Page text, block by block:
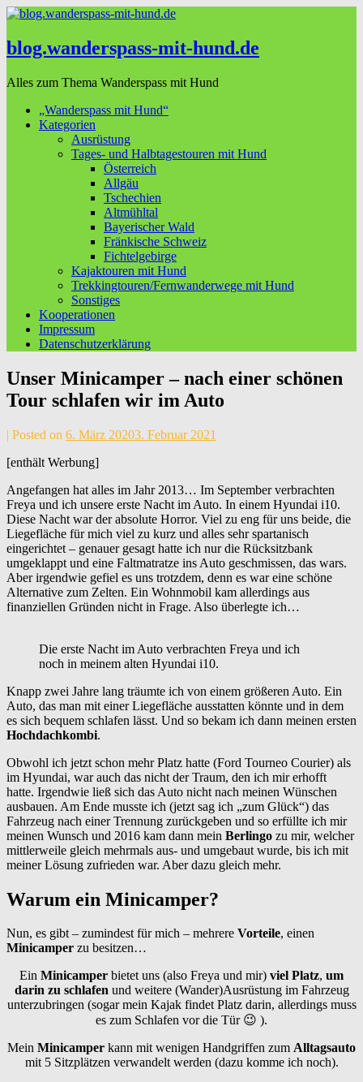
blog.wanderspass-mit-hund.de
Alles zum Thema Wanderspass mit Hund
„Wanderspass mit Hund“
Kategorien
Ausrüstung
Tages- und Halbtagestouren mit Hund
Österreich
Allgäu
Tschechien
Altmühltal
Bayerischer Wald
Fränkische Schweiz
Fichtelgebirge
Kajaktouren mit Hund
Trekkingtouren/Fernwanderwege mit Hund
Sonstiges
Kooperationen
Impressum
Datenschutzerklärung
Unser Minicamper – nach einer schönen
Tour schlafen wir im Auto
by
Maier
| Posted on 6. März 20203. Februar 2021
[enthält Werbung]
Angefangen hat alles im Jahr 2013… Im September verbrachten
Freya und ich unsere erste Nacht im Auto. In einem Hyundai i10.
Diese Nacht war der absolute Horror. Viel zu eng für uns beide, die
Liegefläche für mich viel zu kurz und alles sehr spartanisch
eingerichtet – genauer gesagt hatte ich nur die Rücksitzbank
umgeklappt und eine Faltmatratze ins Auto geschmissen, das wars.
Aber irgendwie gefiel es uns trotzdem, denn es war eine schöne
Alternative zum Zelten. Ein Wohnmobil kam allerdings aus
finanziellen Gründen nicht in Frage. Also überlegte ich…
Die erste Nacht im Auto verbrachten Freya und ich
noch in meinem alten Hyundai i10.
Knapp zwei Jahre lang träumte ich von einem größeren Auto. Ein
Auto, das man mit einer Liegefläche ausstatten könnte und in dem
es sich bequem schlafen lässt. Und so bekam ich dann meinen ersten
Hochdachkombi.
Obwohl ich jetzt schon mehr Platz hatte (Ford Tourneo Courier) als
im Hyundai, war auch das nicht der Traum, den ich mir erhofft
hatte. Irgendwie ließ sich das Auto nicht nach meinen Wünschen
ausbauen. Am Ende musste ich (jetzt sag ich „zum Glück“) das
Fahrzeug nach einer Trennung zurückgeben und so erfüllte ich mir
meinen Wunsch und 2016 kam dann mein Berlingo zu mir, welcher
mittlerweile gleich mehrmals aus- und umgebaut wurde, bis ich mit
meiner Lösung zufrieden war. Aber dazu gleich mehr.
Warum ein Minicamper?
Nun, es gibt – zumindest für mich – mehrere Vorteile, einen
Minicamper zu besitzen…
Ein Minicamper bietet uns (also Freya und mir) viel Platz, um
darin zu schlafenund weitere (Wander)Ausrüstung im Fahrzeug
unterzubringen (sogar mein Kajak findet Platz darin, allerdings muss
es zum Schlafen vor die Tür 😉 ).
Mein Minicamper kann mit wenigen Handgriffen zum Alltagsauto
mit 5 Sitzplätzen verwandelt werden (dazu komme ich noch).